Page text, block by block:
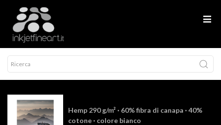
Hemp 290 g/m² · 60% fibra di canapa · 40%
cotone · colore bianco